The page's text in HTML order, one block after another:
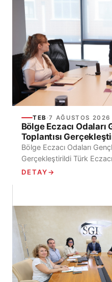
TEB ·7 AĞUSTOS 2026
Bölge Eczacı
Toplantısı
Bölge Eczacı Odaları
Gerçekleştirildi Türk
Eczacı Odaları Gençlik
DETAY→